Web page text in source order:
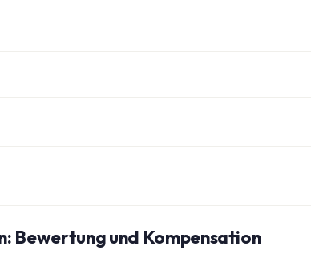
Bewertung und Kompensation